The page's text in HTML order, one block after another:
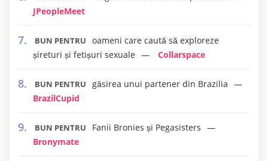
JPeopleMeet
BUN PENTRU
oameni care caută să exploreze
șireturi și fetișuri sexuale
Collarspace
BUN PENTRU
găsirea unui partener din Brazilia
BrazilCupid
BUN PENTRU
Fanii Bronies și Pegasisters
Bronymate